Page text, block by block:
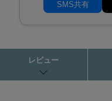
SMS共有
レビュー